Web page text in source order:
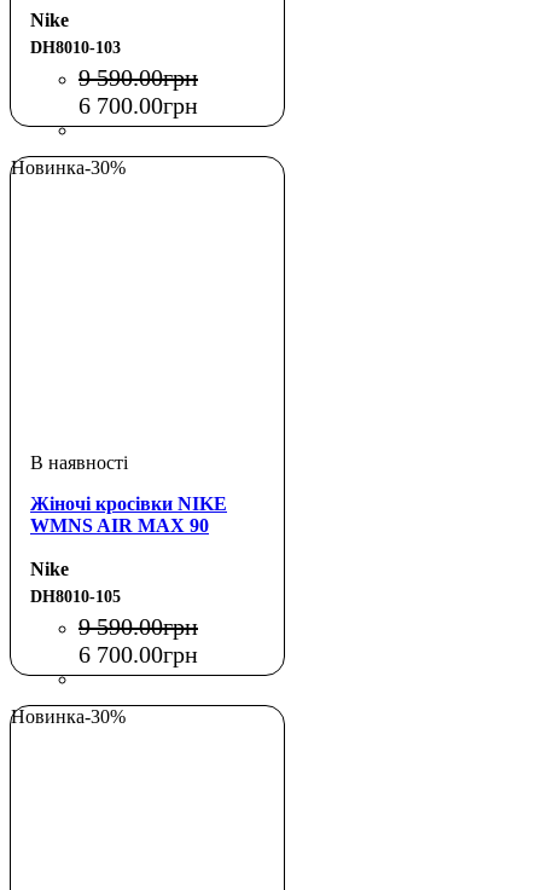
Nike
DH8010-103
9 590.00грн
6 700.00грн
Новинка-30%
Жіночі кросівки NIKE
WMNS AIR MAX 90
Nike
DH8010-105
9 590.00грн
6 700.00грн
Новинка-30%